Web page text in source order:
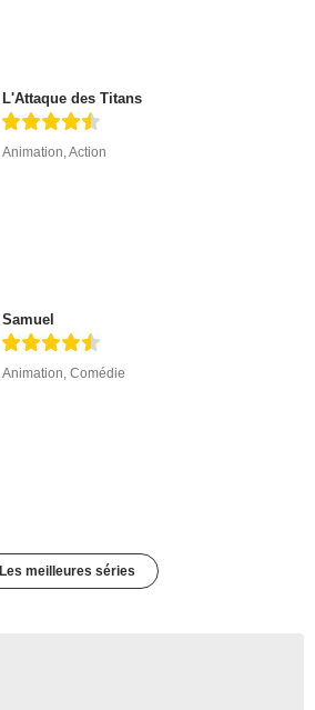
L'Attaque des Titans
Animation,Action
Samuel
Animation ,Comédie
Les meilleures séries